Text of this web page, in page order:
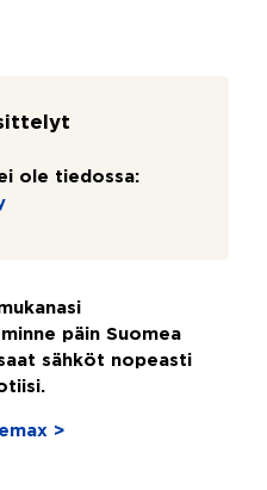
ole tiedossa:
päin Suomea
sähköt nopeasti
>